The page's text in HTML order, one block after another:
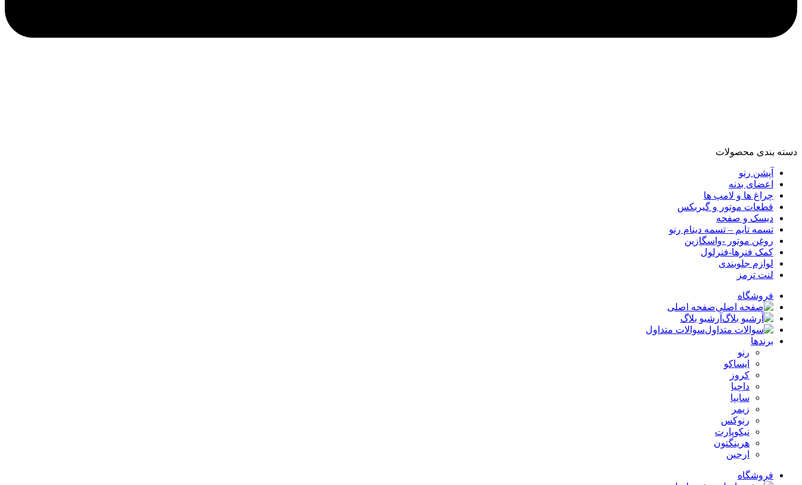
دسته‌ بندی محصولات
آپشن رنو
اعضای بدنه
چراغ ها و لامپ ها
قطعات موتور و گیربکس
دیسک و صفحه
تسمه تایم – تسمه دینام رنو
روغن موتور -واسگازین
کمک فنرها-فنرلول
لوازم جلوبندی
لنت ترمز
فروشگاه
صفحه اصلی
آرشیو بلاگ
سوالات متداول
برندها
رنو
ایساکو
کروز
داچیا
سایپا
زیمر
رنوکس
نیکوپارت
هرینگتون
ارجین
فروشگاه